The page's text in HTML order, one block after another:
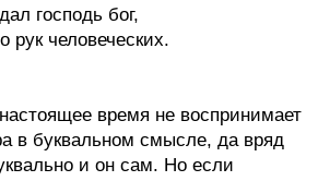
господь бог,
рук человеческих.
время не воспринимает
в буквальном смысле, да вряд
и он сам. Но если